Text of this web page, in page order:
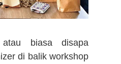
biasa disapa
di balikworkshop